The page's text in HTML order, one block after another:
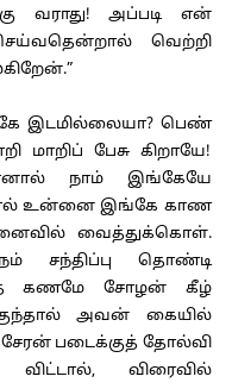
வராது! அப்படி என்
வெற்றி
இடமில்லையா? பெண்
மாறிப் பேசு கிறாயே!
நாம் இங்கேயே
உன்னை இங்கே காண
வைத்துக்கொள்.
சந்திப்பு தொண்டி
கணமே சோழன் கீழ்
அவன் கையில்
சேரன் படைக்குத் தோல்வி
விரைவில்